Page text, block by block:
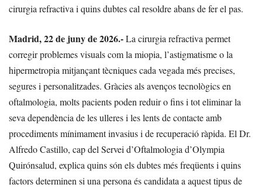
cirurgia refractiva i quins dubtes cal resoldre abans de fer el pas.
Madrid, 22 de juny de 2026.-La cirurgia refractiva permet
corregir problemes visuals com la miopia, l’astigmatisme o la
hipermetropia mitjançant tècniques cada vegada més precises,
segures i personalitzades. Gràcies als avenços tecnològics en
oftalmologia, molts pacients poden reduir o fins i tot eliminar la
seva dependència de les ulleres i les lents de contacte amb
procediments mínimament invasius i de recuperació ràpida. El Dr.
Alfredo Castillo, cap del Servei d’Oftalmologia d’Olympia
Quirónsalud, explica quins són els dubtes més freqüents i quins
factors determinen si una persona és candidata a aquest tipus de